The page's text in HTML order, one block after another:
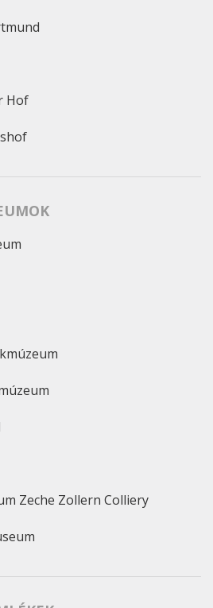
Hof
Zeche Zollern Colliery